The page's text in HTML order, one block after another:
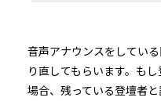
音声アナウンスをしてい
り直してもらいます。も
場合、残っている登壇者